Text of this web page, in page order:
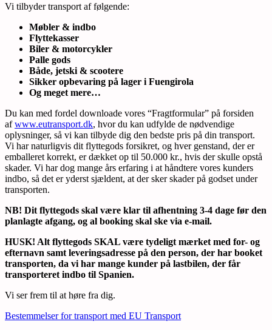
Vi tilbyder transport af følgende:
Møbler & indbo
Flyttekasser
Biler & motorcykler
Palle gods
Både, jetski & scootere
Sikker opbevaring på lager i Fuengirola
Og meget mere…
Du kan med fordel downloade vores “Fragtformular” på forsiden
afwww.eutransport.dk, hvor du kan udfylde de nødvendige
oplysninger, så vi kan tilbyde dig den bedste pris på din transport.
Vi har naturligvis dit flyttegods forsikret, og hver genstand, der er
emballeret korrekt, er dækket op til 50.000 kr., hvis der skulle opstå
skader. Vi har dog mange års erfaring i at håndtere vores kunders
indbo, så det er yderst sjældent, at der sker skader på godset under
transporten.
NB! Dit flyttegods skal være klar til afhentning 3-4 dage før den
planlagte afgang, og al booking skal ske via e-mail.
HUSK! Alt flyttegods SKAL være tydeligt mærket med for- og
efternavn samt leveringsadresse på den person, der har booket
transporten, da vi har mange kunder på lastbilen, der får
transporteret indbo til Spanien.
Vi ser frem til at høre fra dig.
Bestemmelser for transport med EU Transport